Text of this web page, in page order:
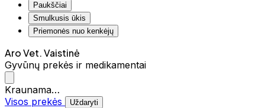
Paukščiai
Smulkusis ūkis
Priemonės nuo kenkėjų
Aro Vet. Vaistinė
Gyvūnų prekės ir medikamentai
Kraunama…
Visos prekės
Uždaryti